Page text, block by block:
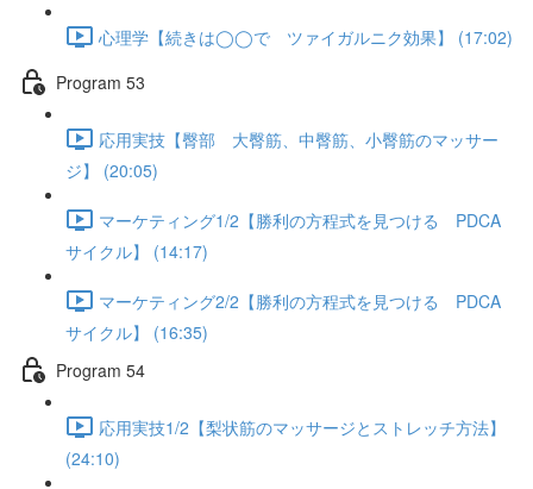
心理学【続きは◯◯で ツァイガルニク効果】 (17:02)
Program 53
応用実技【臀部 大臀筋、中臀筋、小臀筋のマッサー
ジ】 (20:05)
マーケティング1/2【勝利の方程式を見つける PDCA
サイクル】 (14:17)
マーケティング2/2【勝利の方程式を見つける PDCA
サイクル】 (16:35)
Program 54
応用実技1/2【梨状筋のマッサージとストレッチ方法】
(24:10)